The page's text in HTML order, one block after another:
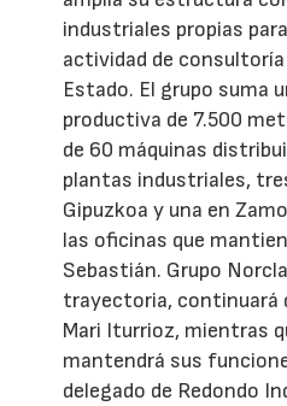
industriales propias
actividad de
Estado. El grupo suma
productiva de 7.500
de 60 máquinas
plantas industriales,
Gipuzkoa y una en
las oficinas que
Sebastián. Grupo
trayectoria, continuará
Mari Iturrioz, mientras
mantendrá sus
delegado de Redondo